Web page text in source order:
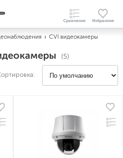
CVI видеокамеры
(5)